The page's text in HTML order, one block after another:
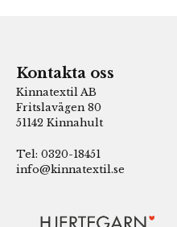
Kontakta oss
Kinnatextil AB
Fritslavägen 80
51142 Kinnahult
Tel: 0320-18451
info@kinnatextil.se